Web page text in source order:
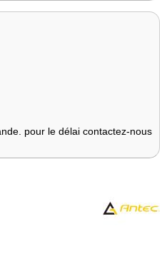
pour le délai contactez-nous